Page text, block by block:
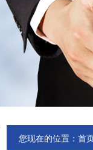
您现在的位置： 首